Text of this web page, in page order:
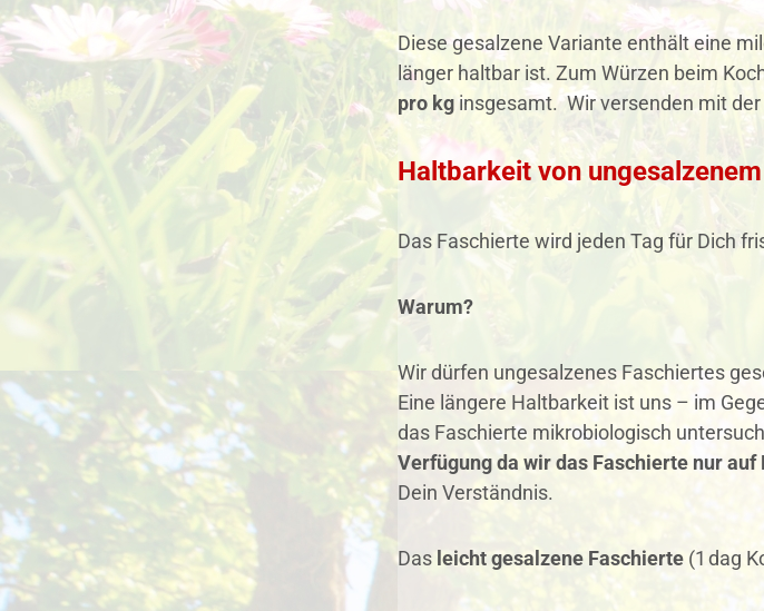
Diese gesalzene Variante enthält eine
länger haltbar ist. Zum Würzen beim
pro kg insgesamt. Wir versenden mit
Haltbarkeit von
Das Faschierte wird jeden Tag für Dich
Warum?
Wir dürfen ungesalzenes Faschiertes
Eine längere Haltbarkeit ist uns – im
das Faschierte mikrobiologisch
Verfügung da wir das Faschierte nur
Dein Verständnis.
Das leicht gesalzene Faschierte (1 dag